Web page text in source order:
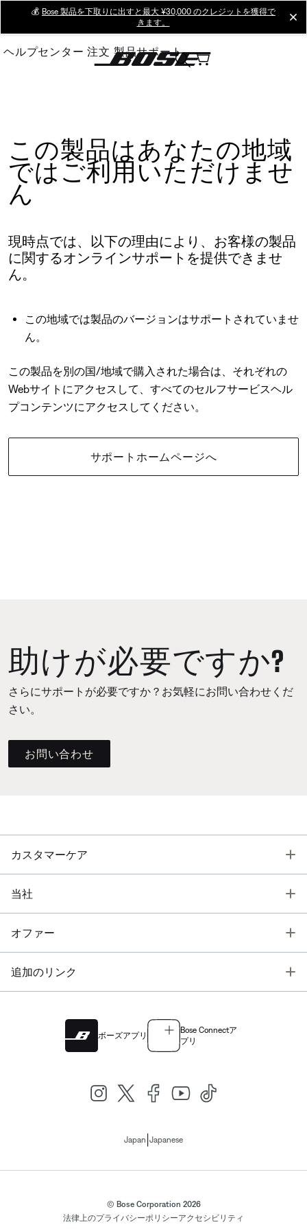
Main
💰 Bose 製品を下取りに出すと最大 ¥30,000 のクレジットを獲得で
きます。
ヘルプセンター 注文 製品サポート
この製品はあなたの地域
ではご利用いただけませ
ん
現時点では、以下の理由により、お客様の製品
に関するオンラインサポートを提供できませ
ん。
この地域では製品のバージョンはサポートされていませ
ん。
この製品を別の国/地域で購入された場合は、それぞれの
Webサイトにアクセスして、すべてのセルフサービスヘル
プコンテンツにアクセスしてください。
サポートホームページへ
助けが必要ですか?
さらにサポートが必要ですか？お気軽にお問い合わせくだ
さい。
お問い合わせ
カスタマーケア
当社
オファー
追加のリンク
ボーズアプリ
Bose Connectア
プリ
Japan Japanese
© Bose Corporation 2026
法律上のプライバシーポリシーアクセシビリティ